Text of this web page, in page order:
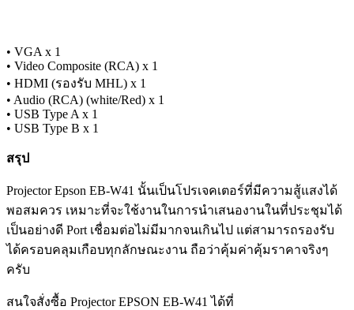
• VGA x 1
• Video Composite (RCA) x 1
• HDMI (รองรับ MHL) x 1
• Audio (RCA) (white/Red) x 1
• USB Type A x 1
• USB Type B x 1
สรุป
Projector Epson EB-W41 นั้นเป็นโปรเจคเตอร์ที่มีความสู้แสงได้
พอสมควร เหมาะที่จะใช้งานในการนำเสนองานในที่ประชุมได้
เป็นอย่างดี Port เชื่อมต่อไม่มีมากจนเกินไป แต่สามารถรองรับ
ได้ครอบคลุมเกือบทุกลักษณะงาน ถือว่าคุ้มค่าคุ้มราคาจริงๆ
ครับ
สนใจสั่งซื้อ Projector EPSON EB-W41 ได้ที่